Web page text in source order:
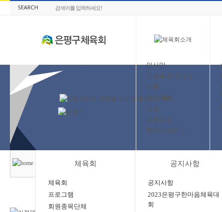
SEARCH
인사말
설립목적 및 구성
연혁
조직 현황
정관
경영공시
찾아오시는 길
체육회
체육회
프로그램
회원종목단체
공지사항
공지사항
2023은평구한마음체육대
회